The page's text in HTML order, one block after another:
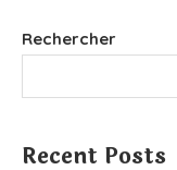
Rechercher
Recent Posts